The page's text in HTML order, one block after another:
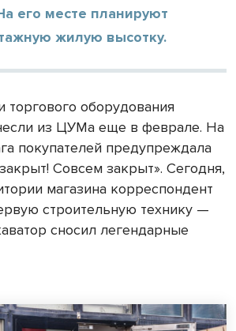
его месте планируют
жилую высотку.
торгового оборудования
из ЦУМа еще в феврале. На
покупателей предупреждала
Совсем закрыт». Сегодня,
магазина корреспондент
строительную технику —
сносил легендарные